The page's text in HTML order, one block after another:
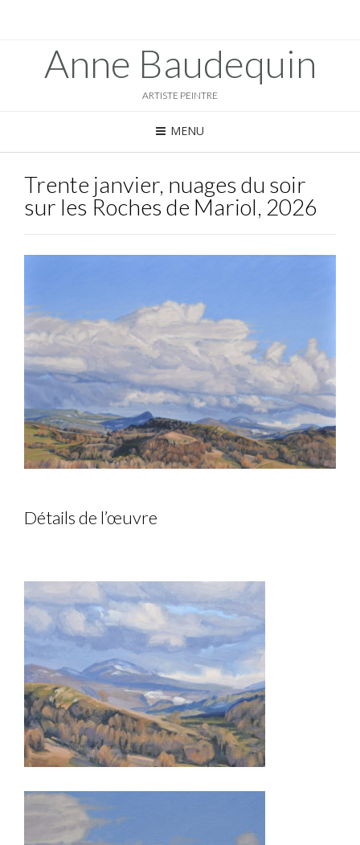
Anne Baudequin
ARTISTE PEINTRE
MENU
Trente janvier, nuages du soir
sur les Roches de Mariol, 2026
Détails de l’œuvre